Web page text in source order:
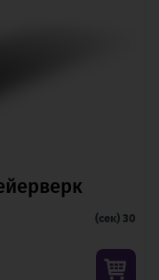
(сек) 30